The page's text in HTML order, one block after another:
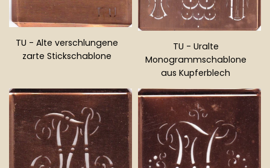
TU - Alte verschlungene
zarte Stickschablone
TU - Uralte
Monogrammschablone
aus Kupferblech
Normaler
Preis